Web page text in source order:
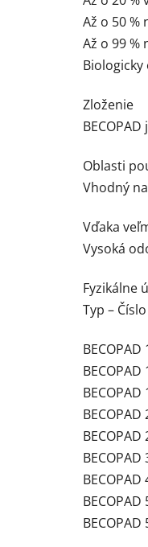
Až o 50 %
Až o 99
Zloženie
Oblasti
Vhodný
Vďaka
Vysoká
Fyzikálne
Typ –
BECOPAD
BECOPAD
BECOPAD
BECOPAD